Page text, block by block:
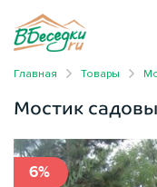
Главная Товары
Мостик
6%